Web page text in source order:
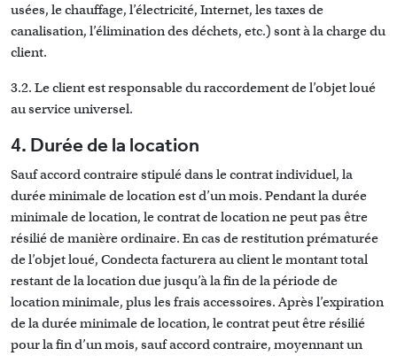
usées, le chauffage, l’électricité, Internet, les taxes de
canalisation, l’élimination des déchets, etc.) sont à la charge du
client.
3.2. Le client est responsable du raccordement de l’objet loué
au service universel.
4. Durée de la location
Sauf accord contraire stipulé dans le contrat individuel, la
durée minimale de location est d’un mois. Pendant la durée
minimale de location, le contrat de location ne peut pas être
résilié de manière ordinaire. En cas de restitution prématurée
de l’objet loué, Condecta facturera au client le montant total
restant de la location due jusqu’à la fin de la période de
location minimale, plus les frais accessoires. Après l’expiration
de la durée minimale de location, le contrat peut être résilié
pour la fin d’un mois, sauf accord contraire, moyennant un